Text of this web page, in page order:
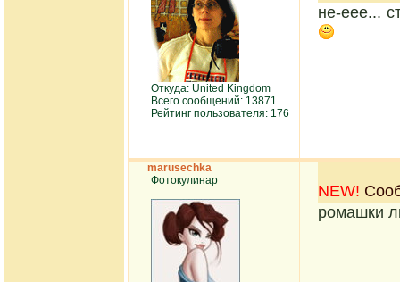
Откуда: United Kingdom
Всего сообщений: 13871
Рейтинг пользователя: 176
не-еее...
marusechka
Фотокулинар
NEW!
ромашки